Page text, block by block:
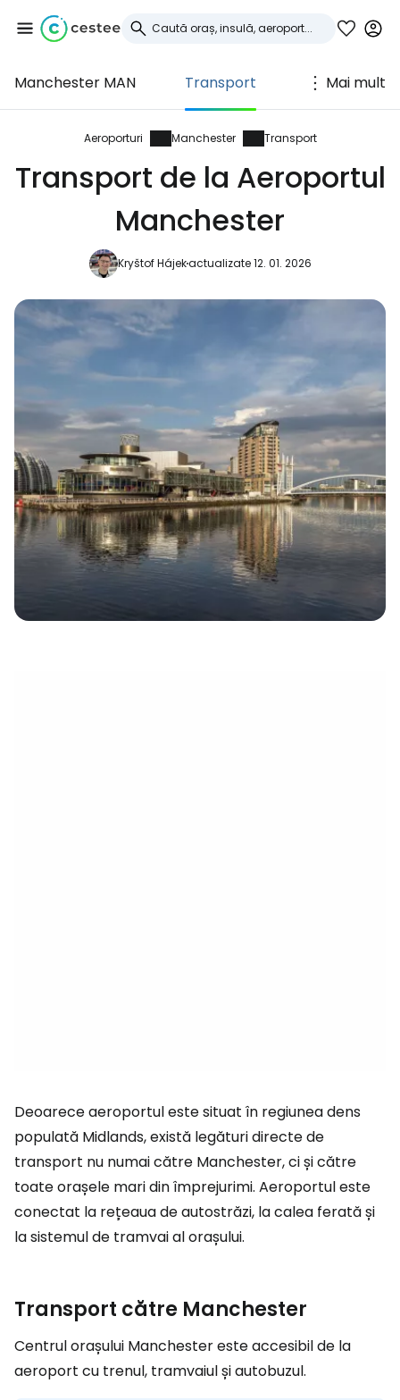
Manchester MAN Transport Mai mult
Aeroporturi Manchester Transport
Transport de la Aeroportul
Manchester
Kryštof Hájekactualizate 12. 01. 2026
Deoarece aeroportul este situat în regiunea dens
populată Midlands, există legături directe de
transport nu numai către Manchester, ci și către
toate orașele mari din împrejurimi. Aeroportul este
conectat la rețeaua de autostrăzi, la calea ferată și
la sistemul de tramvai al orașului.
Transport către Manchester
Centrul orașului Manchester este accesibil de la
aeroport cu trenul, tramvaiul și autobuzul.
Conectați-vă la
Cestee
... comunitatea mondială a călătorilor
Continuați cu Facebook
Continuați cu e-mailul